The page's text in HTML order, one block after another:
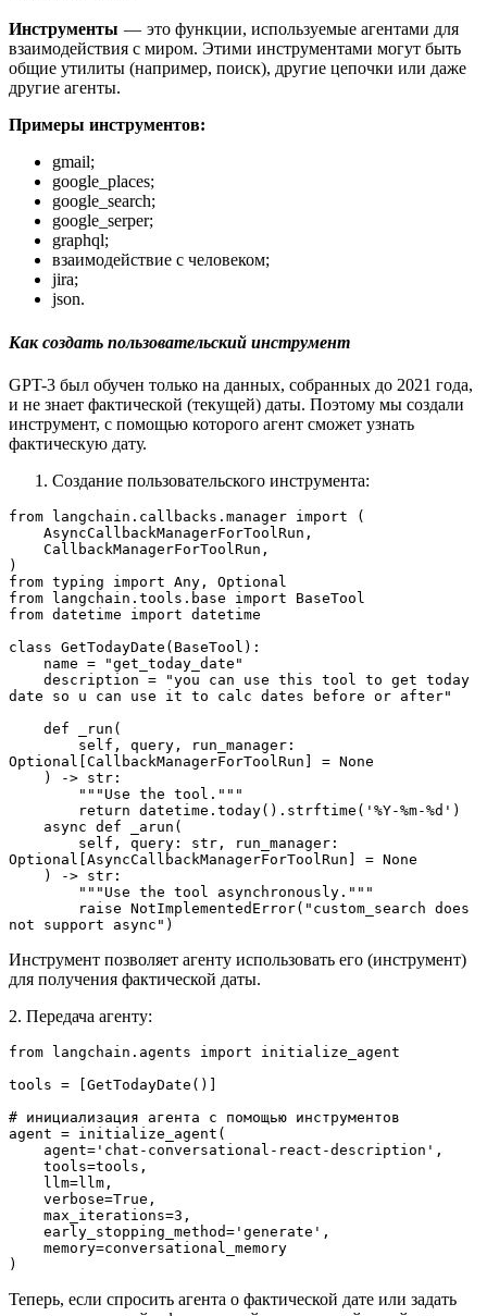
Инструменты — это функции, используемые агентами для
взаимодействия с миром. Этими инструментами могут быть
общие утилиты (например, поиск), другие цепочки или даже
другие агенты.
Примеры инструментов:
gmail;
google_places;
google_search;
google_serper;
graphql;
взаимодействие с человеком;
jira;
json.
Как создать пользовательский инструмент
GPT-3 был обучен только на данных, собранных до 2021 года,
и не знает фактической (текущей) даты. Поэтому мы создали
инструмент, с помощью которого агент сможет узнать
фактическую дату.
Создание пользовательского инструмента:
from langchain.callbacks.manager import (
    AsyncCallbackManagerForToolRun,
    CallbackManagerForToolRun,
)
from typing import Any, Optional
from langchain.tools.base import BaseTool
from datetime import datetime
class GetTodayDate(BaseTool):
    name = "get_today_date"
date so u can use it to calc dates before or after"
    def _run(
Optional[CallbackManagerForToolRun] = None
    ) -> str:
        """Use the tool."""
        return datetime.today().strftime('%Y-%m-%d')
    async def _arun(
Optional[AsyncCallbackManagerForToolRun] = None
    ) -> str:
        """Use the tool asynchronously."""
not support async")
Инструмент позволяет агенту использовать его (инструмент)
для получения фактической даты.
2. Передача агенту:
from langchain.agents import initialize_agent
tools = [GetTodayDate()]
# инициализация агента с помощью инструментов
agent = initialize_agent(
    agent='chat-conversational-react-description',
    tools=tools,
    llm=llm,
    verbose=True,
    max_iterations=3,
    early_stopping_method='generate',
    memory=conversational_memory
)
Теперь, если спросить агента о фактической дате или задать